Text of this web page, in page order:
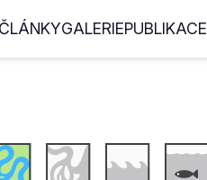
ČLÁNKYGALERIEPUBLIKACE